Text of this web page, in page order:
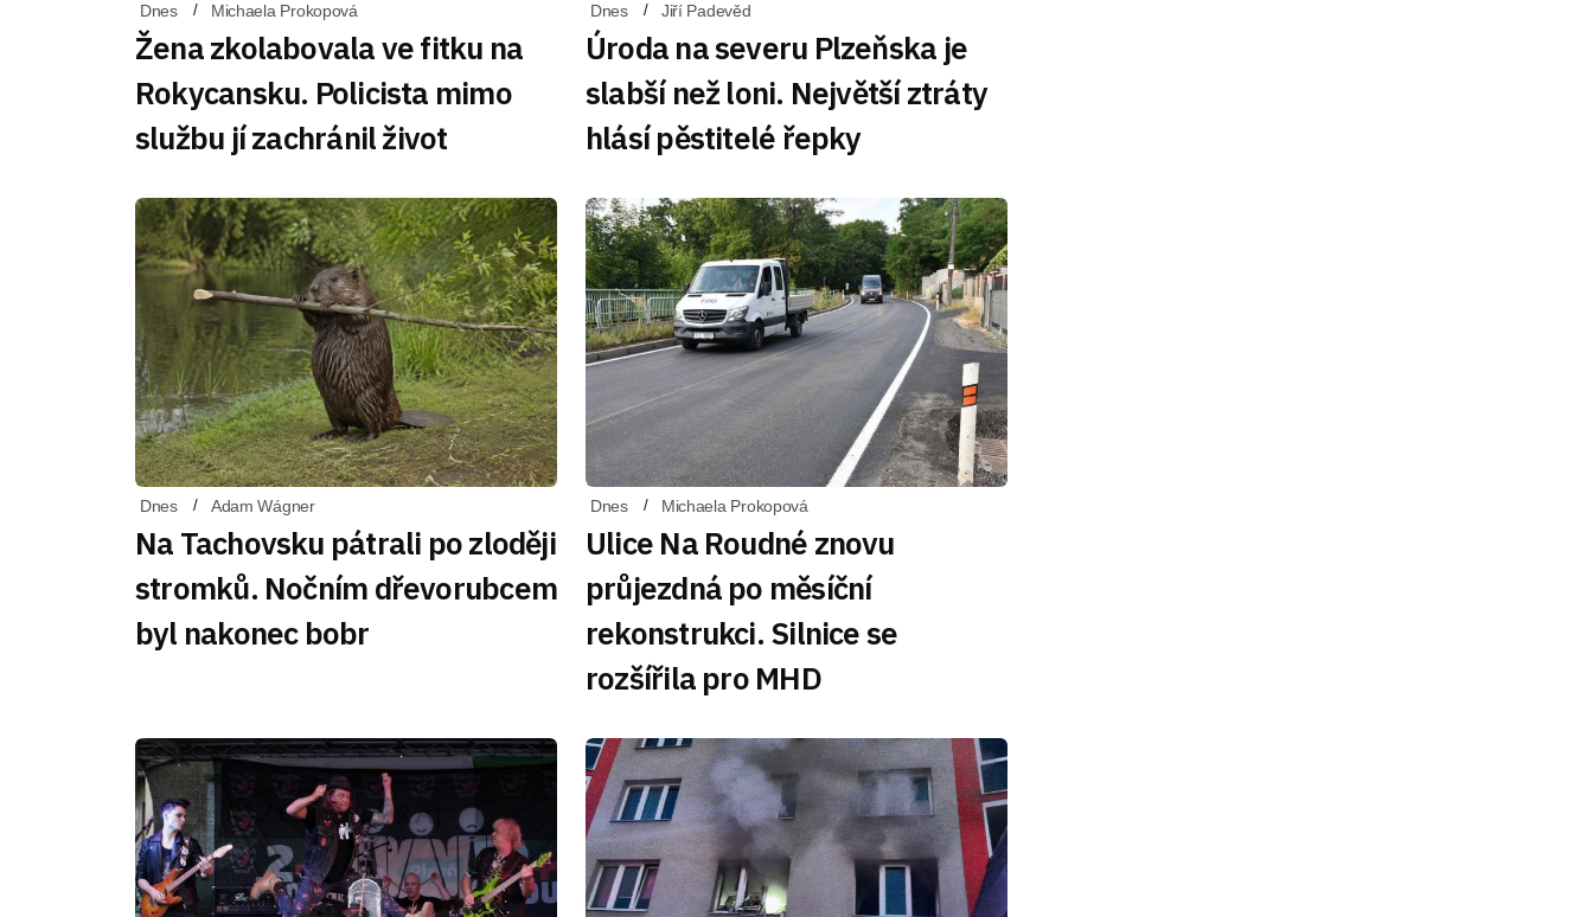
Dnes Michaela Prokopová
Žena zkolabovala ve fitku na
Rokycansku. Policista mimo
službu jí zachránil život
Dnes Jiří Padevěd
Úroda na severu Plzeňska je
slabší než loni. Největší ztráty
hlásí pěstitelé řepky
Dnes Adam Wágner
Na Tachovsku pátrali po zloději
stromků. Nočním dřevorubcem
byl nakonec bobr
Dnes Michaela Prokopová
Ulice Na Roudné znovu
průjezdná po měsíční
rekonstrukci. Silnice se
rozšířila pro MHD